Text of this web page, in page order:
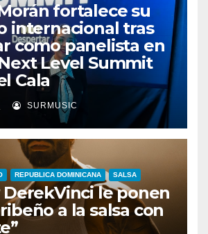
fortalece su
internacional tras
como panelista en
Level Summit
Cala
SURMUSIC
REPUBLICA DOMINICANA SALSA
DerekVinci le ponen
a la salsa con